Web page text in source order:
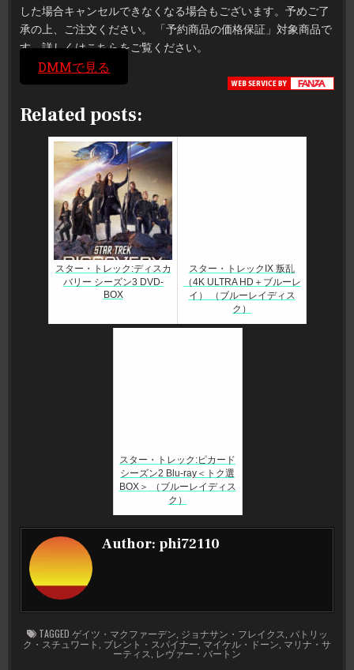
した場合キャンセルできなくなる場合もございます。予めご了
承の上、ご注文ください。 「予約商品の価格保証」対象商品で
す。詳しくはこちらをご覧ください。
DMMで見る
Related posts:
スター・トレック:ディスカ
バリー シーズン3 DVD-
BOX
スター・トレックIX 叛乱
（4K ULTRA HD＋ブルーレ
イ） （ブルーレイディス
ク）
スター・トレック:ピカード
シーズン2 Blu-ray＜トク選
BOX＞ （ブルーレイディス
ク）
Author: phi72110
TAGGED ゲイツ・マクファーデン ジョナサン・フレイクス パトリッ
ク・スチュワート ブレント・スパイナー ,マイケル・ドーン マリナ・サ
ーティス, レヴァー・バートン